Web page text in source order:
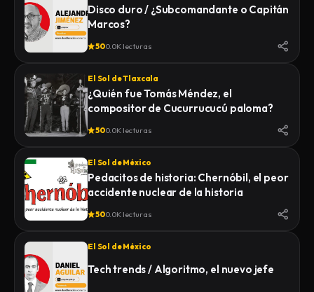
Disco duro / ¿Subcomandante o Capitán
Marcos?
500.0K lecturas
El Sol de Tlaxcala
¿Quién fue Tomás Méndez, el
compositor de Cucurrucucú paloma?
500.0K lecturas
El Sol de México
Pedacitos de historia: Chernóbil, el peor
accidente nuclear de la historia
500.0K lecturas
El Sol de México
Tech trends / Algoritmo, el nuevo jefe